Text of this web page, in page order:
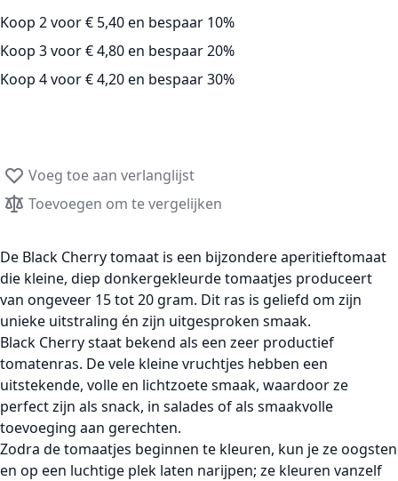
Koop 2 voor€ 5,40en bespaar 10%
Koop 3 voor€ 4,80en bespaar20%
Koop 4 voor€ 4,20en bespaar30%
Voeg toe aan verlanglijst
Toevoegen om te vergelijken
De Black Cherry tomaat is een bijzondereaperitieftomaat
die kleine, diep donkergekleurde tomaatjes produceert
van ongeveer 15 tot 20 gram. Dit ras is geliefd om zijn
unieke uitstraling én zijn uitgesproken smaak.
Black Cherry staat bekend als een zeer productief
tomatenras. De vele kleine vruchtjes hebben een
uitstekende, volle en lichtzoete smaak, waardoor ze
perfect zijn als snack, in salades of als smaakvolle
toevoeging aan gerechten.
Zodra de tomaatjes beginnen te kleuren, kun je ze oogsten
en op een luchtige plek laten narijpen; ze kleuren vanzelf